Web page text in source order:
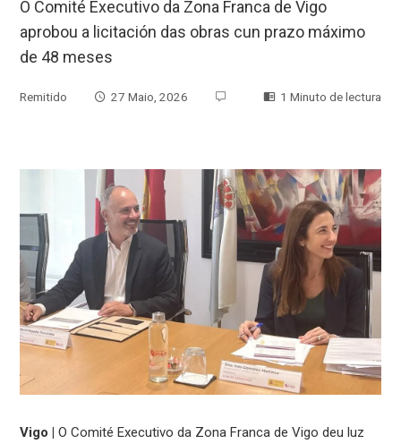
O Comité Executivo da Zona Franca de Vigo
aprobou a licitación das obras cun prazo máximo
de 48 meses
Remitido 27 Maio, 2026 1 Minuto de lectura
Vigo | O Comité Executivo da Zona Franca de Vigo deu luz